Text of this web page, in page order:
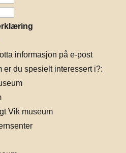
informasjon på e-post
er du spesielt interessert i?:
Vik museum